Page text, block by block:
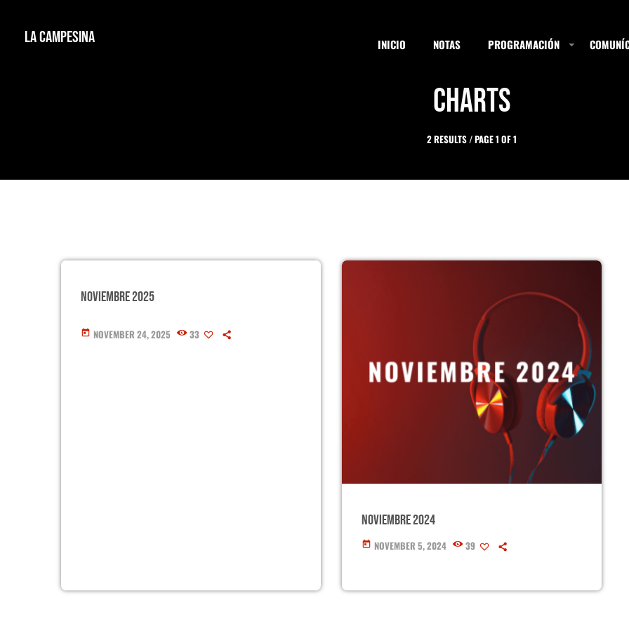
La Campesina INICIO NOTAS PROGRAMACIÓN
NOTAS
Charts
2 RESULTS / PAGE 1 OF 1
Noviembre 2025
today NOVEMBER 24, 2025 33
Noviembre 2024
today NOVEMBER 5, 2024 39